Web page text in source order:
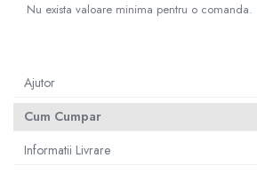
Nu exista valoare minima pentru o comanda.
Ajutor
Cum Cumpar
Informatii Livrare